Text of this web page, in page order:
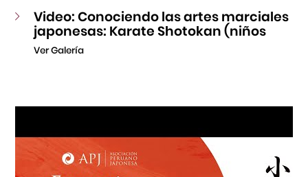
Video: Conociendo las artes marciales
japonesas: Karate Shotokan (niños
Ver Galería